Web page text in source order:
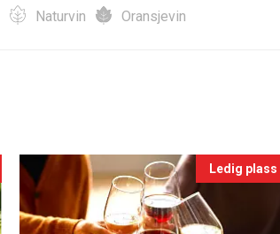
Naturvin Oransjevin
Ledig plass